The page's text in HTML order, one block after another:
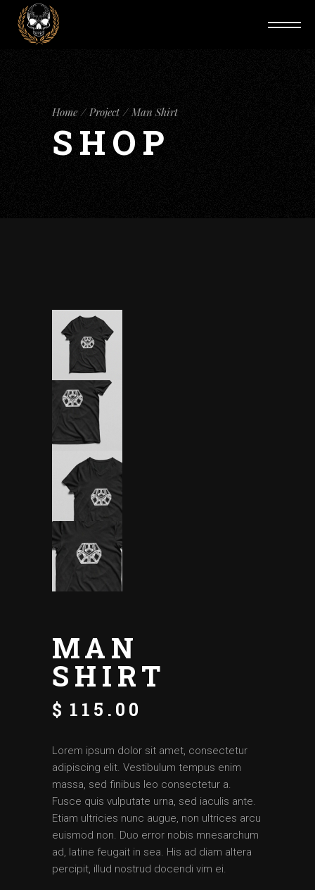
Home Project Man Shirt
SHOP
MAN
SHIRT
$ 115.00
Lorem ipsum dolor sit amet, consectetur
adipiscing elit. Vestibulum tempus enim
massa, sed finibus leo consectetur a.
Fusce quis vulputate urna, sed iaculis ante.
Etiam ultricies nunc augue, non ultrices arcu
euismod non. Duo error nobis mnesarchum
ad, latine feugait in sea. His ad diam altera
percipit, illud nostrud docendi vim ei.